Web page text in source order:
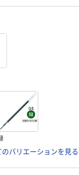
のバリエーションを見る